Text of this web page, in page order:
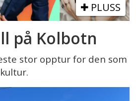
PLUSS
på Kolbotn
stor opptur for den som